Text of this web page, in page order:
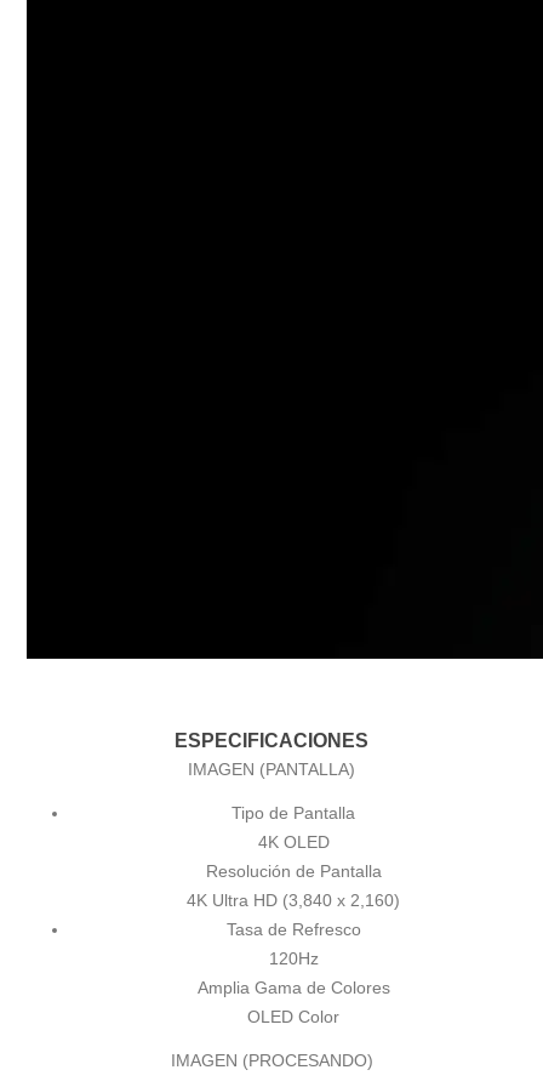
ESPECIFICACIONES
IMAGEN (PANTALLA)
Tipo de Pantalla
4K OLED
Resolución de Pantalla
4K Ultra HD (3,840 x 2,160)
Tasa de Refresco
120Hz
Amplia Gama de Colores
OLED Color
IMAGEN (PROCESANDO)